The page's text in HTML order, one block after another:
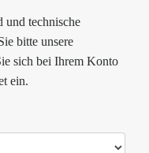
und technische
bitte unsere
sich bei Ihrem Konto
ein.